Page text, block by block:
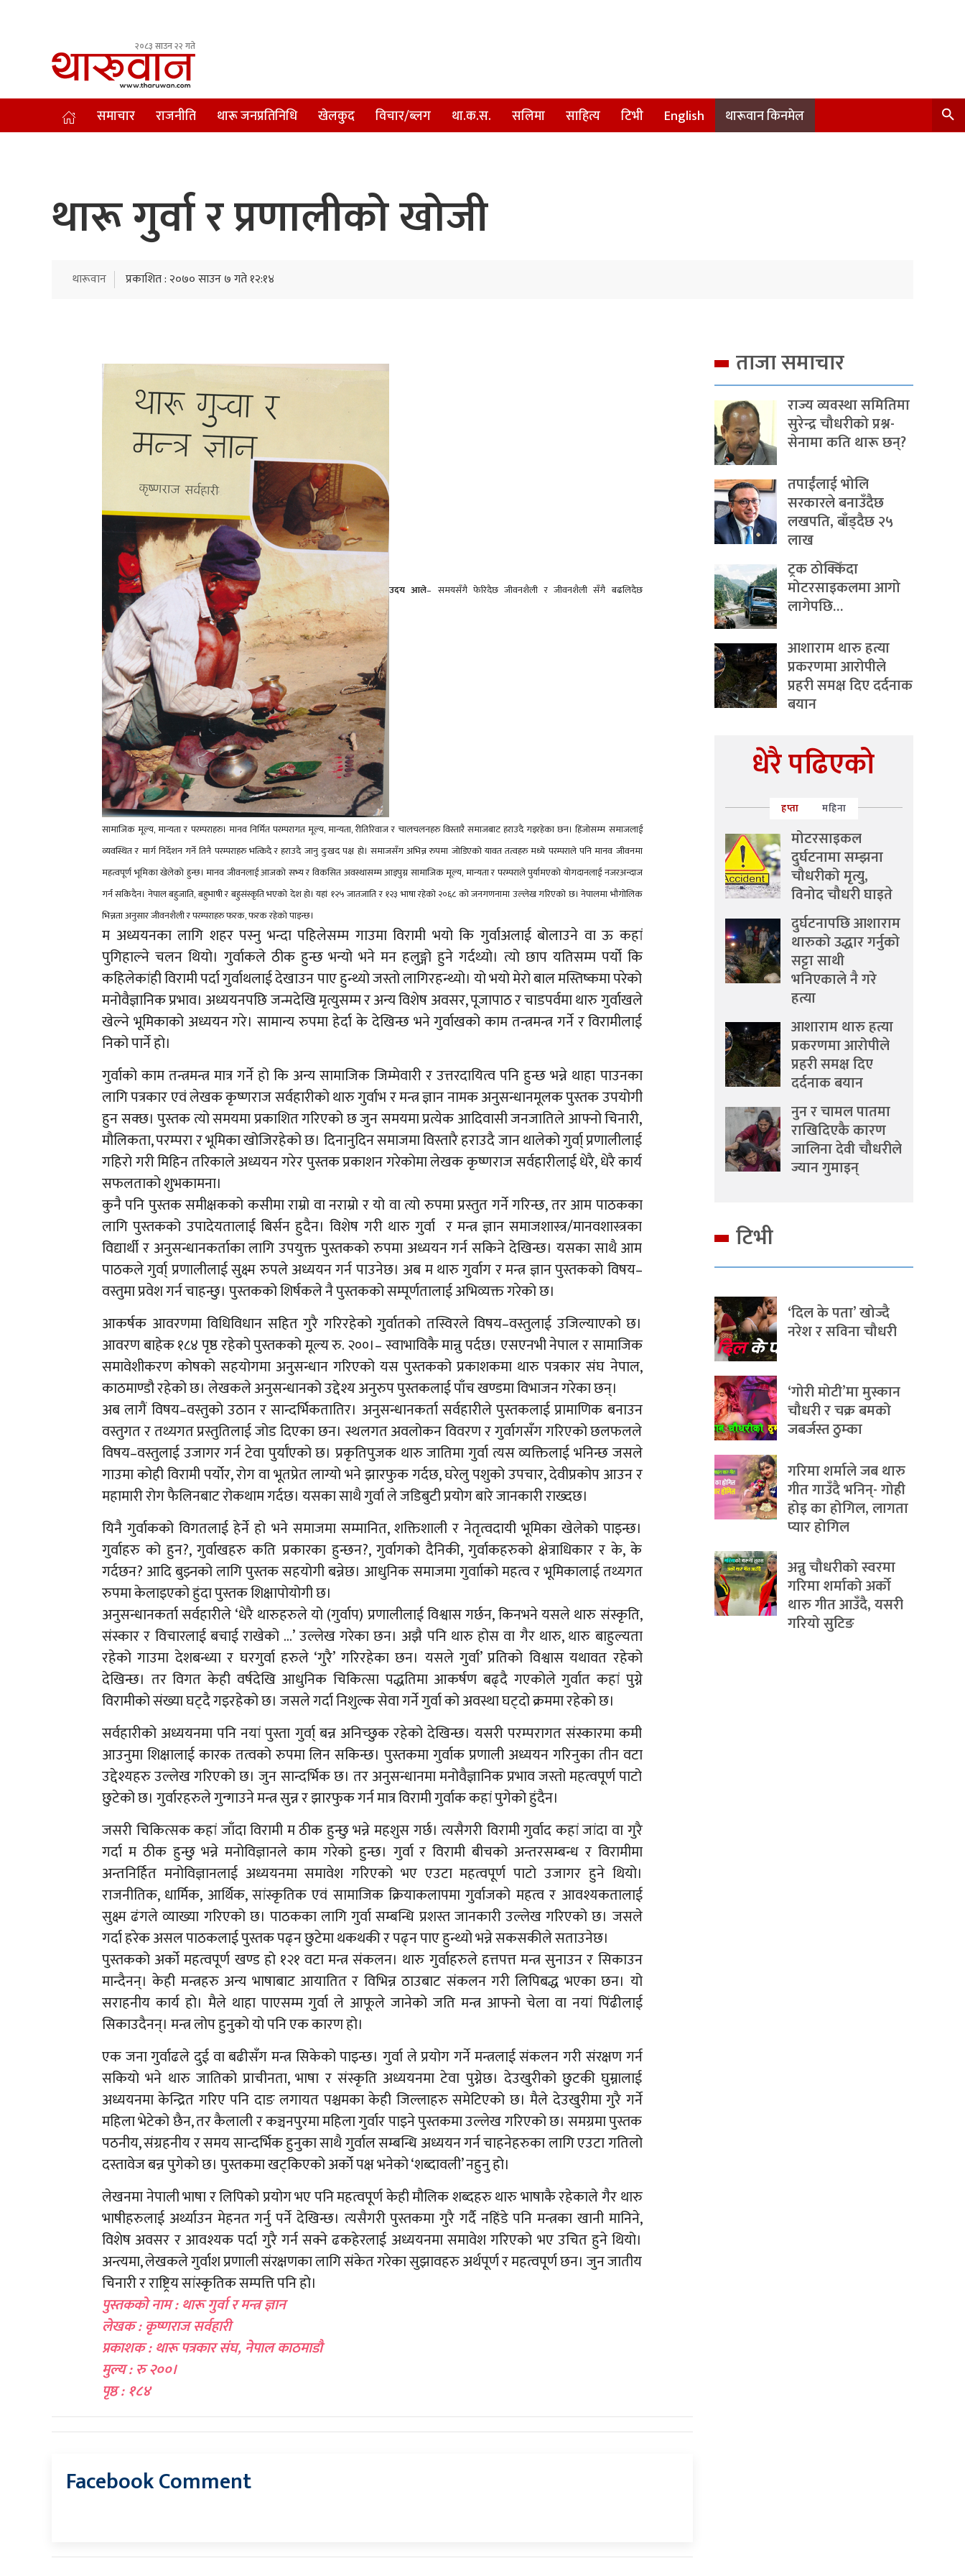
२०८३ साउन २२ गते
Leading Newsportal from Tharu Community Nepal.
समाचार राजनीति थारू जनप्रतिनिधि खेलकुद विचार/ब्लग था.क.स. सलिमा साहित्य टिभी English थारूवान किनमेल
थारू गुर्वा र प्रणालीको खोजी
थारूवान प्रकाशित : २०७० साउन ७ गते १२:१४
उदय आले– समयसँगै फेरिदैछ जीवनशैली र जीवनशैली सँगै बढलिदैछ
सामाजिक मूल्य, मान्यता र परम्पराहरु। मानव निर्मित परम्परागत मूल्य, मान्यता, रीतिरिवाज र चालचलनहरु विस्तारै समाजबाट हराउदै गइरहेका छन। हिंजोसम्म समाजलाई
व्यवस्थित र मार्ग निर्देशन गर्ने तिनै परम्पराहरु भत्किदै र हराउदै जानु दुःखद पक्ष हो। समाजसँग अभिन्न रुपमा जोडिएको यावत तत्वहरु मध्ये परम्पराले पनि मानव जीवनमा
महत्वपूर्ण भूमिका खेलेको हुन्छ। मानव जीवनलाई आजको सभ्य र विकसित अवस्थासम्म आइपुग्न सामाजिक मूल्य, मान्यता र परम्पराले पुर्यामएको योगदानलाई नजरअन्दाज
गर्न सकिदैन। नेपाल बहुजाति, बहुभाषी र बहुसंस्कृति भएको देश हो। यहां १२५ जातजाति र १२३ भाषा रहेको २०६८ को जनगणनामा उल्लेख गरिएको छ। नेपालमा भौगोलिक
भिन्नता अनुसार जीवनशैली र परम्पराहरु फरक, फरक रहेको पाइन्छ।
म अध्ययनका लागि शहर पस्नु भन्दा पहिलेसम्म गाउमा विरामी भयो कि गुर्वाअलाई बोलाउने वा ऊ कहां
पुगिहाल्ने चलन थियो। गुर्वाकले ठीक हुन्छ भन्यो भने मन हलुङ्गो हुने गर्दथ्यो। त्यो छाप यतिसम्म पर्यो कि
कहिलेकांही विरामी पर्दा गुर्वाथलाई देखाउन पाए हुन्थ्यो जस्तो लागिरहन्थ्यो। यो भयो मेरो बाल मस्तिष्कमा परेको
मनोवैज्ञानिक प्रभाव। अध्ययनपछि जन्मदेखि मृत्युसम्म र अन्य विशेष अवसर, पूजापाठ र चाडपर्वमा थारु गुर्वाखले
खेल्ने भूमिकाको अध्ययन गरे। सामान्य रुपमा हेर्दा के देखिन्छ भने गुर्वाखको काम तन्त्रमन्त्र गर्ने र विरामीलाई
निको पार्ने हो।
गुर्वाको काम तन्त्रमन्त्र मात्र गर्ने हो कि अन्य सामाजिक जिम्मेवारी र उत्तरदायित्व पनि हुन्छ भन्ने थाहा पाउनका
लागि पत्रकार एवं लेखक कृष्णराज सर्वहारीको थारु गुर्वाभ र मन्त्र ज्ञान नामक अनुसन्धानमूलक पुस्तक उपयोगी
हुन सक्छ। पुस्तक त्यो समयमा प्रकाशित गरिएको छ जुन समयमा प्रत्येक आदिवासी जनजातिले आफ्नो चिनारी,
मौलिकता, परम्परा र भूमिका खोजिरहेको छ। दिनानुदिन समाजमा विस्तारै हराउदै जान थालेको गुर्वा् प्रणालीलाई
गहिरो गरी मिहिन तरिकाले अध्ययन गरेर पुस्तक प्रकाशन गरेकोमा लेखक कृष्णराज सर्वहारीलाई धेरै, धेरै कार्य
सफलताको शुभकामना।
कुनै पनि पुस्तक समीक्षकको कसीमा राम्रो वा नराम्रो र यो वा त्यो रुपमा प्रस्तुत गर्ने गरिन्छ, तर आम पाठकका
लागि पुस्तकको उपादेयतालाई बिर्सन हुदैन। विशेष गरी थारु गुर्वा र मन्त्र ज्ञान समाजशास्त्र/मानवशास्त्रका
विद्यार्थी र अनुसन्धानकर्ताका लागि उपयुक्त पुस्तकको रुपमा अध्ययन गर्न सकिने देखिन्छ। यसका साथै आम
पाठकले गुर्वा् प्रणालीलाई सुक्ष्म रुपले अध्ययन गर्न पाउनेछ। अब म थारु गुर्वाग र मन्त्र ज्ञान पुस्तकको विषय–
वस्तुमा प्रवेश गर्न चाहन्छु। पुस्तकको शिर्षकले नै पुस्तकको सम्पूर्णतालाई अभिव्यक्त गरेको छ।
आकर्षक आवरणमा विधिविधान सहित गुरै गरिरहेको गुर्वातको तस्विरले विषय–वस्तुलाई उजिल्याएको छ।
आवरण बाहेक १८४ पृष्ठ रहेको पुस्तकको मूल्य रु. २००।– स्वाभाविकै मान्नु पर्दछ। एसएनभी नेपाल र सामाजिक
समावेशीकरण कोषको सहयोगमा अनुसन्धान गरिएको यस पुस्तकको प्रकाशकमा थारु पत्रकार संघ नेपाल,
काठमाण्डौ रहेको छ। लेखकले अनुसन्धानको उद्देश्य अनुरुप पुस्तकलाई पाँच खण्डमा विभाजन गरेका छन्।
अब लागैं विषय–वस्तुको उठान र सान्दर्भिकतातिर। अनुसन्धानकर्ता सर्वहारीले पुस्तकलाई प्रामाणिक बनाउन
वस्तुगत र तथ्यगत प्रस्तुतिलाई जोड दिएका छन। स्थलगत अवलोकन विवरण र गुर्वागसँग गरिएको छलफलले
विषय–वस्तुलाई उजागर गर्न टेवा पुर्याँएको छ। प्रकृतिपुजक थारु जातिमा गुर्वा त्यस व्यक्तिलाई भनिन्छ जसले
गाउमा कोही विरामी पर्योर, रोग वा भूतप्रेत लाग्यो भने झारफुक गर्दछ, घरेलु पशुको उपचार, देवीप्रकोप आउन र
महामारी रोग फैलिनबाट रोकथाम गर्दछ। यसका साथै गुर्वा ले जडिबुटी प्रयोग बारे जानकारी राख्दछ।
यिनै गुर्वाकको विगतलाई हेर्ने हो भने समाजमा सम्मानित, शक्तिशाली र नेतृत्वदायी भूमिका खेलेको पाइन्छ।
गुर्वाहरु को हुन?, गुर्वाखहरु कति प्रकारका हुन्छन?, गुर्वागको दैनिकी, गुर्वाकहरुको क्षेत्राधिकार र के, के
गर्दछन? आदि बुझ्नको लागि पुस्तक सहयोगी बन्नेछ। आधुनिक समाजमा गुर्वााको महत्व र भूमिकालाई तथ्यगत
रुपमा केलाइएको हुंदा पुस्तक शिक्षापोयोगी छ।
अनुसन्धानकर्ता सर्वहारीले ‘धेरै थारुहरुले यो (गुर्वाप) प्रणालीलाई विश्वास गर्छन, किनभने यसले थारु संस्कृति,
संस्कार र विचारलाई बचाई राखेको …’ उल्लेख गरेका छन। अझै पनि थारु होस वा गैर थारु, थारु बाहुल्यता
रहेको गाउमा देशबन्ध्या र घरगुर्वा हरुले ‘गुरै’ गरिरहेका छन। यसले गुर्वा’ प्रतिको विश्वास यथावत रहेको
देखिन्छ। तर विगत केही वर्षदेखि आधुनिक चिकित्सा पद्धतिमा आकर्षण बढ्दै गएकोले गुर्वात कहां पुग्ने
विरामीको संख्या घट्दै गइरहेको छ। जसले गर्दा निशुल्क सेवा गर्ने गुर्वा को अवस्था घट्दो क्रममा रहेको छ।
सर्वहारीको अध्ययनमा पनि नयां पुस्ता गुर्वा् बन्न अनिच्छुक रहेको देखिन्छ। यसरी परम्परागत संस्कारमा कमी
आउनुमा शिक्षालाई कारक तत्वको रुपमा लिन सकिन्छ। पुस्तकमा गुर्वाक प्रणाली अध्ययन गरिनुका तीन वटा
उद्देश्यहरु उल्लेख गरिएको छ। जुन सान्दर्भिक छ। तर अनुसन्धानमा मनोवैज्ञानिक प्रभाव जस्तो महत्वपूर्ण पाटो
छुटेको छ। गुर्वारहरुले गुन्गाउने मन्त्र सुन्न र झारफुक गर्न मात्र विरामी गुर्वाक कहां पुगेको हुंदैन।
जसरी चिकित्सक कहां जाँदा विरामी म ठीक हुन्छु भन्ने महशुस गर्छ। त्यसैगरी विरामी गुर्वाद कहां जांदा वा गुरै
गर्दा म ठीक हुन्छु भन्ने मनोविज्ञानले काम गरेको हुन्छ। गुर्वा र विरामी बीचको अन्तरसम्बन्ध र विरामीमा
अन्तनिर्हित मनोविज्ञानलाई अध्ययनमा समावेश गरिएको भए एउटा महत्वपूर्ण पाटो उजागर हुने थियो।
राजनीतिक, धार्मिक, आर्थिक, सांस्कृतिक एवं सामाजिक क्रियाकलापमा गुर्वाजको महत्व र आवश्यकतालाई
सुक्ष्म ढंगले व्याख्या गरिएको छ। पाठकका लागि गुर्वा सम्बन्धि प्रशस्त जानकारी उल्लेख गरिएको छ। जसले
गर्दा हरेक असल पाठकलाई पुस्तक पढ्न छुटेमा थकथकी र पढ्न पाए हुन्थ्यो भन्ने सकसकीले सताउनेछ।
पुस्तकको अर्को महत्वपूर्ण खण्ड हो १२१ वटा मन्त्र संकलन। थारु गुर्वाहरुले हत्तपत्त मन्त्र सुनाउन र सिकाउन
मान्दैनन्। केही मन्त्रहरु अन्य भाषाबाट आयातित र विभिन्न ठाउबाट संकलन गरी लिपिबद्ध भएका छन। यो
सराहनीय कार्य हो। मैले थाहा पाएसम्म गुर्वा ले आफूले जानेको जति मन्त्र आफ्नो चेला वा नयां पिंढीलाई
सिकाउदैनन्। मन्त्र लोप हुनुको यो पनि एक कारण हो।
एक जना गुर्वाढले दुई वा बढीसँग मन्त्र सिकेको पाइन्छ। गुर्वा ले प्रयोग गर्ने मन्त्रलाई संकलन गरी संरक्षण गर्न
सकियो भने थारु जातिको प्राचीनता, भाषा र संस्कृति अध्ययनमा टेवा पुग्नेछ। देउखुरीको छुटकी घुम्नालाई
अध्ययनमा केन्द्रित गरिए पनि दाङ लगायत पश्चमका केही जिल्लाहरु समेटिएको छ। मैले देउखुरीमा गुरै गर्ने
महिला भेटेको छैन, तर कैलाली र कञ्चनपुरमा महिला गुर्वार पाइने पुस्तकमा उल्लेख गरिएको छ। समग्रमा पुस्तक
पठनीय, संग्रहनीय र समय सान्दर्भिक हुनुका साथै गुर्वाल सम्बन्धि अध्ययन गर्न चाहनेहरुका लागि एउटा गतिलो
दस्तावेज बन्न पुगेको छ। पुस्तकमा खट्किएको अर्को पक्ष भनेको ‘शब्दावली’ नहुनु हो।
लेखनमा नेपाली भाषा र लिपिको प्रयोग भए पनि महत्वपूर्ण केही मौलिक शब्दहरु थारु भाषाकै रहेकाले गैर थारु
भाषीहरुलाई अर्थ्याउन मेहनत गर्नु पर्ने देखिन्छ। त्यसैगरी पुस्तकमा गुरै गर्दै नहिंडे पनि मन्त्रका खानी मानिने,
विशेष अवसर र आवश्यक पर्दा गुरै गर्न सक्ने ढकहेरलाई अध्ययनमा समावेश गरिएको भए उचित हुने थियो।
अन्त्यमा, लेखकले गुर्वाश प्रणाली संरक्षणका लागि संकेत गरेका सुझावहरु अर्थपूर्ण र महत्वपूर्ण छन। जुन जातीय
चिनारी र राष्ट्रिय सांस्कृतिक सम्पत्ति पनि हो।
पुस्तकको नाम : थारू गुर्वा र मन्त्र ज्ञान
लेखक : कृष्णराज सर्वहारी
प्रकाशक : थारू पत्रकार संघ, नेपाल काठमाडौ
मुल्य : रु २००।
पृष्ठ : १८४
Facebook Comment
ताजा समाचार
राज्य व्यवस्था समितिमा
सुरेन्द्र चौधरीको प्रश्न-
सेनामा कति थारू छन्?
तपाईंलाई भोलि
सरकारले बनाउँदैछ
लखपति, बाँड्दैछ २५
लाख
ट्रक ठोक्किँदा
मोटरसाइकलमा आगो
लागेपछि…
आशाराम थारु हत्या
प्रकरणमा आरोपीले
प्रहरी समक्ष दिए दर्दनाक
बयान
धेरै पढिएको
हप्ता महिना
मोटरसाइकल
दुर्घटनामा सम्झना
चौधरीको मृत्यु,
विनोद चौधरी घाइते
दुर्घटनापछि आशाराम
थारुको उद्धार गर्नुको
सट्टा साथी
भनिएकाले नै गरे
हत्या
आशाराम थारु हत्या
प्रकरणमा आरोपीले
प्रहरी समक्ष दिए
दर्दनाक बयान
नुन र चामल पातमा
राखिदिएकै कारण
जालिना देवी चौधरीले
ज्यान गुमाइन्
टिभी
‘दिल के पता’ खोज्दै
नरेश र सविना चौधरी
‘गोरी मोटी’मा मुस्कान
चौधरी र चक्र बमको
जबर्जस्त ठुम्का
गरिमा शर्माले जब थारु
गीत गाउँदै भनिन्- गोही
होइ का होगिल, लागता
प्यार होगिल
अन्नु चौधरीको स्वरमा
गरिमा शर्माको अर्को
थारु गीत आउँदै, यसरी
गरियो सुटिङ